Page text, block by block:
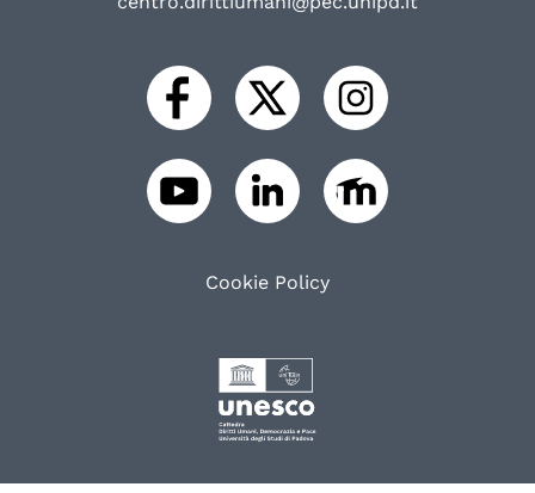
Cookie Policy